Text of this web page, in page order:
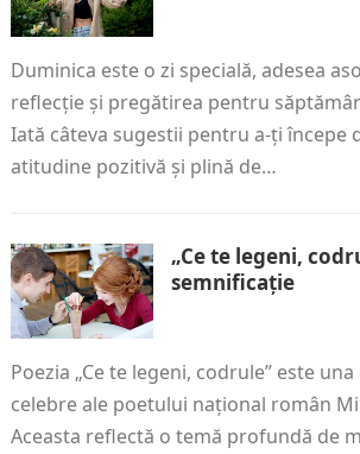
Duminica este o zi specială, adesea
reflecție și pregătirea pentru
Iată câteva sugestii pentru a-ți începe
atitudine pozitivă și plină de…
„Ce te legeni,
semnificație
Poezia „Ce te legeni, codrule” este
celebre ale poetului național român
Aceasta reflectă o temă profundă de